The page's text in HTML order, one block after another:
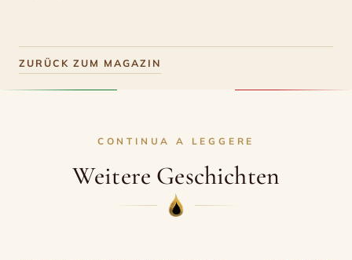
ZURÜCK ZUM MAGAZIN
CONTINUA A LEGGERE
Weitere Geschichten